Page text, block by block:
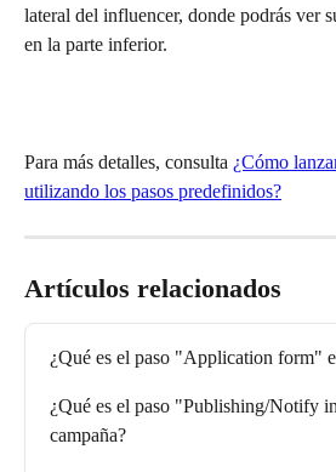
lateral del influencer, donde podrás ver
en la parte inferior.
Para más detalles, consulta ¿Cómo
utilizando los pasos predefinidos?
Artículos relacionados
¿Qué es el paso "Application form"
¿Qué es el paso "Publishing/Notify
campaña?